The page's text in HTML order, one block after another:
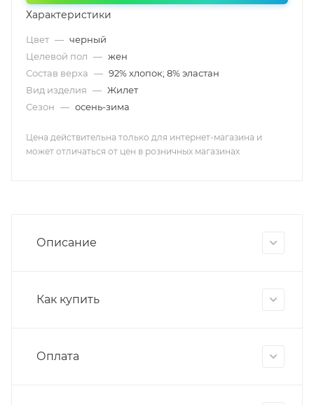
Характеристики
Цвет — черный
Целевой пол — жен
Состав верха — 92% хлопок; 8% эластан
Вид изделия — Жилет
Сезон — осень-зима
Цена действительна только для интернет-магазина и
может отличаться от цен в розничных магазинах
Описание
Как купить
Оплата